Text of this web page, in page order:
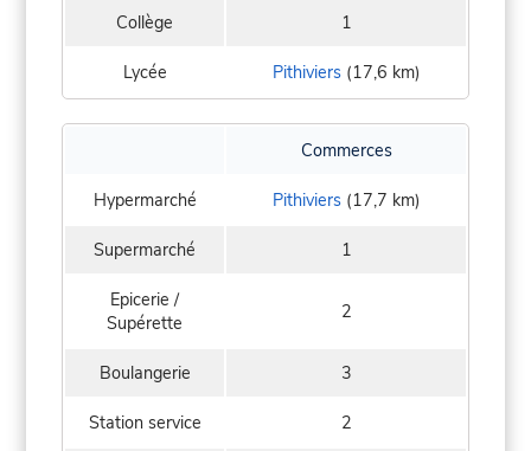
Collège 1
Lycée Pithiviers(17,6 km)
Commerces
Hypermarché Pithiviers(17,7 km)
Supermarché 1
Epicerie /
Supérette
2
Boulangerie 3
Station service 2